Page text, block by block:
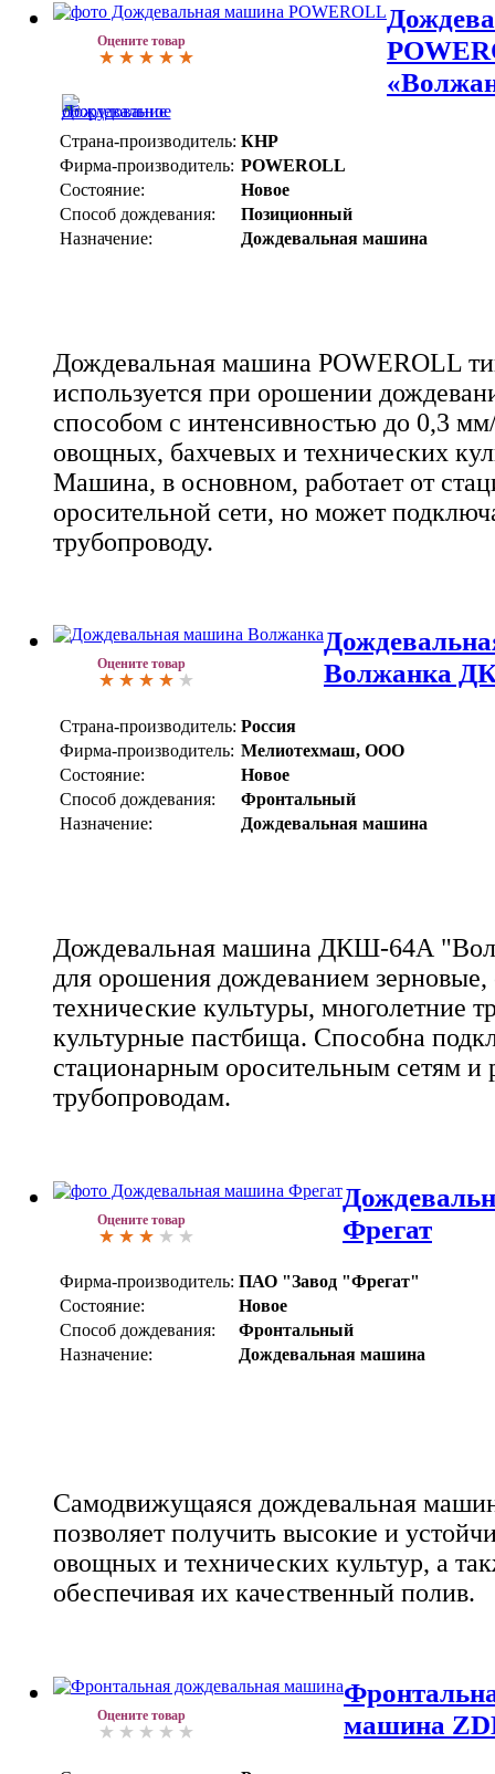
Оцените товар
Страна-производитель: КНР
Фирма-производитель: POWEROLL
Состояние:
Новое
Способ дождевания:
Позиционный
Назначение:
Дождевальная машина
Дождевальная машина POWEROLL
используется при орошении
способом с интенсивностью до 0,3
овощных, бахчевых и технических
Машина, в основном, работает от
оросительной сети, но может
трубопроводу.
Оцените товар
Волжанка
Страна-производитель: Россия
Фирма-производитель: Мелиотехмаш, ООО
Состояние:
Новое
Способ дождевания:
Фронтальный
Назначение:
Дождевальная машина
Дождевальная машина ДКШ-64А
для орошения дождеванием
технические культуры, многолетние
культурные пастбища. Способна
стационарным оросительным сетям и
трубопроводам.
Оцените товар
Фрегат
Фирма-производитель: ПАО "Завод "Фрегат"
Состояние:
Новое
Способ дождевания:
Фронтальный
Назначение:
Дождевальная машина
Самодвижущаяся дождевальная
позволяет получить высокие и
овощных и технических культур, а
обеспечивая их качественный полив.
Оцените товар
машина